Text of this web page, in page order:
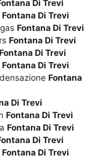
Di Trevi
Fontana Di Trevi
Fontana Di Trevi
Fontana Di Trevi
Fontana Di Trevi
Fontana Di Trevi
Fontana
Di Trevi
Fontana Di Trevi
Fontana Di Trevi
Di Trevi
Fontana Di Trevi